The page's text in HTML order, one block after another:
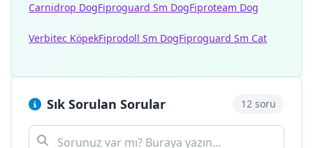
Carnidrop DogFiproguard Sm DogFiproteam Dog
Verbitec KöpekFiprodoll Sm DogFiproguard Sm Cat
Sık Sorulan Sorular 12 soru